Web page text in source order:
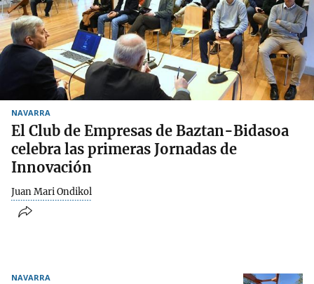
NAVARRA
El Club de Empresas de Baztan-Bidasoa
celebra las primeras Jornadas de
Innovación
Juan Mari Ondikol
NAVARRA